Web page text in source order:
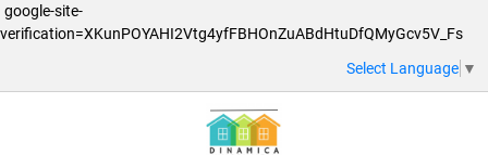
google-site-
verification=XKunPOYAHI2Vtg4yfFBHOnZuABdHtuDfQMyGcv5V_Fs
Select Language ▼